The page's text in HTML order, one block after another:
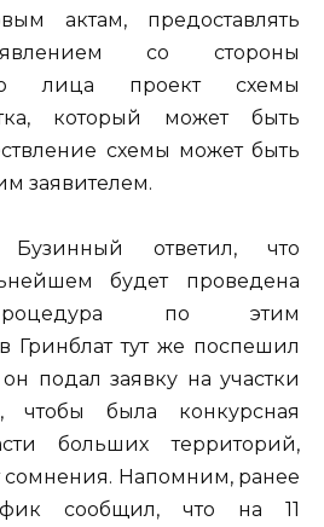
актам, предоставлять
со стороны
лица проект схемы
который может быть
схемы может быть
заявителем.
ответил, что
будет проведена
по этим
Гринблат тут же поспешил
подал заявку на участки
чтобы была конкурсная
больших территорий,
сомнения. Напомним, ранее
сообщил, что на 11